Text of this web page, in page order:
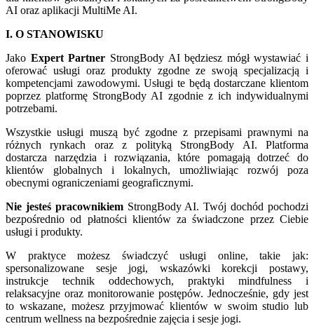
AI oraz aplikacji MultiMe AI.
I. O STANOWISKU
Jako Expert Partner StrongBody AI będziesz mógł wystawiać i
oferować usługi oraz produkty zgodne ze swoją specjalizacją i
kompetencjami zawodowymi. Usługi te będą dostarczane klientom
poprzez platformę StrongBody AI zgodnie z ich indywidualnymi
potrzebami.
Wszystkie usługi muszą być zgodne z przepisami prawnymi na
różnych rynkach oraz z polityką StrongBody AI. Platforma
dostarcza narzędzia i rozwiązania, które pomagają dotrzeć do
klientów globalnych i lokalnych, umożliwiając rozwój poza
obecnymi ograniczeniami geograficznymi.
Nie jesteś pracownikiemStrongBody AI. Twój dochód pochodzi
bezpośrednio od płatności klientów za świadczone przez Ciebie
usługi i produkty.
W praktyce możesz świadczyć usługi online, takie jak:
spersonalizowane sesje jogi, wskazówki korekcji postawy,
instrukcje technik oddechowych, praktyki mindfulness i
relaksacyjne oraz monitorowanie postępów. Jednocześnie, gdy jest
to wskazane, możesz przyjmować klientów w swoim studio lub
centrum wellness na bezpośrednie zajęcia i sesje jogi.